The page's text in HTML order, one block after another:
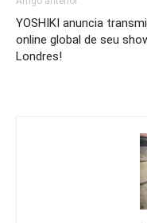
YOSHIKI anuncia
online global de seu
Londres!